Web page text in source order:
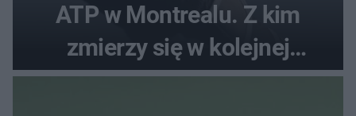
ATP w Montrealu. Z kim
zmierzy się w kolejnej
rundzie?